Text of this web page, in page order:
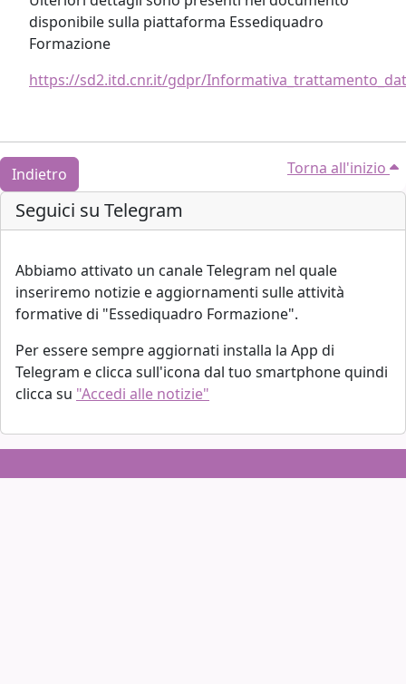
disponibile sulla piattaforma Essediquadro
Formazione
https://sd2.itd.cnr.it/gdpr/
Indietro Torna all'inizio
Blocchi
Salta Seguici su Telegram
Seguici su Telegram
Abbiamo attivato un canale Telegram nel quale
inseriremo notizie e aggiornamenti sulle attività
formative di "Essediquadro Formazione".
Per essere sempre aggiornati installa la App di
Telegram e clicca sull'icona dal tuo smartphone quindi
clicca su "Accedi alle notizie"